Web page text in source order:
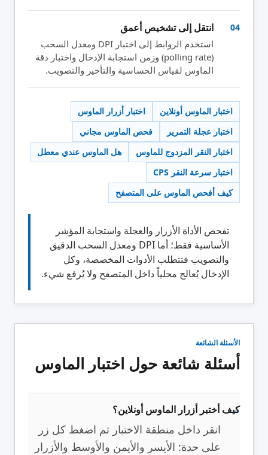
04 انتقل إلى تشخيص أعمق
استخدم الروابط إلى اختبار DPI ومعدل السحب
(polling rate) وزمن استجابة الإدخال واختبار دقة
الماوس لقياس الحساسية والتأخير والتصويب.
اختبار الماوس أونلاين
اختبار أزرار الماوس
اختبار عجلة التمرير
فحص الماوس مجاني
اختبار النقر المزدوج للماوس
هل الماوس عندي معطل
اختبار سرعة النقر CPS
كيف أفحص الماوس على المتصفح
تفحص الأداة الأزرار والعجلة واستجابة المؤشر
الأساسية فقط؛ أما DPI ومعدل السحب الدقيق
والتصويب فتتطلب الأدوات المخصصة، وكل
الإدخال يُعالج محلياً داخل المتصفح ولا يُرفع شيء.
الأسئلة الشائعة
أسئلة شائعة حول اختبار الماوس
كيف أختبر أزرار الماوس أونلاين؟
انقر داخل منطقة الاختبار ثم اضغط كل زر
على حدة: الأيسر والأيمن والأوسط والأزرار